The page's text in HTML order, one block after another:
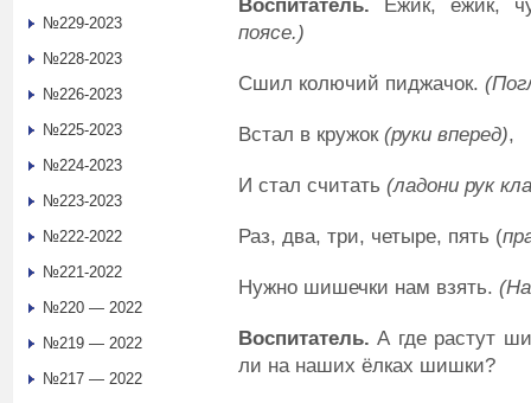
Воспитатель.
Ёжик, ёжик,
поясе.)
Сшил колючий пиджачок. (П
Встал в кружок (руки вперед),
И стал считать (ладони рук
Раз, два, три, четыре, пять (
Нужно шишечки нам взять. (Н
Воспитатель. А где растут
ли на наших ёлках шишки?
№229-2023
№228-2023
№226-2023
№225-2023
№224-2023
№223-2023
№222-2022
№221-2022
№220 — 2022
№219 — 2022
№217 — 2022